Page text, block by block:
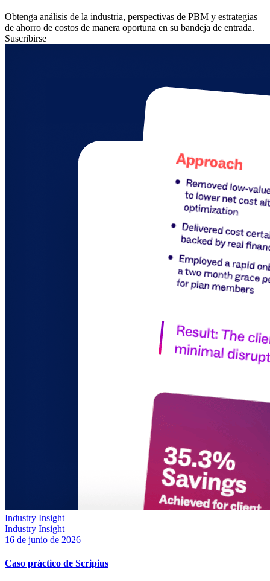
Obtenga análisis de la industria, perspectivas de PBM y estrategias
de ahorro de costos de manera oportuna en su bandeja de entrada.
Suscribirse
Industry Insight
Industry Insight
16 de junio de 2026
Caso práctico de Scripius